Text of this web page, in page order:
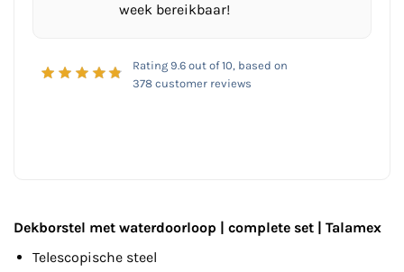
week bereikbaar!
Rating 9.6out of 10, based on
378customer reviews
Dekborstel met waterdoorloop | complete set | Talamex
Telescopische steel